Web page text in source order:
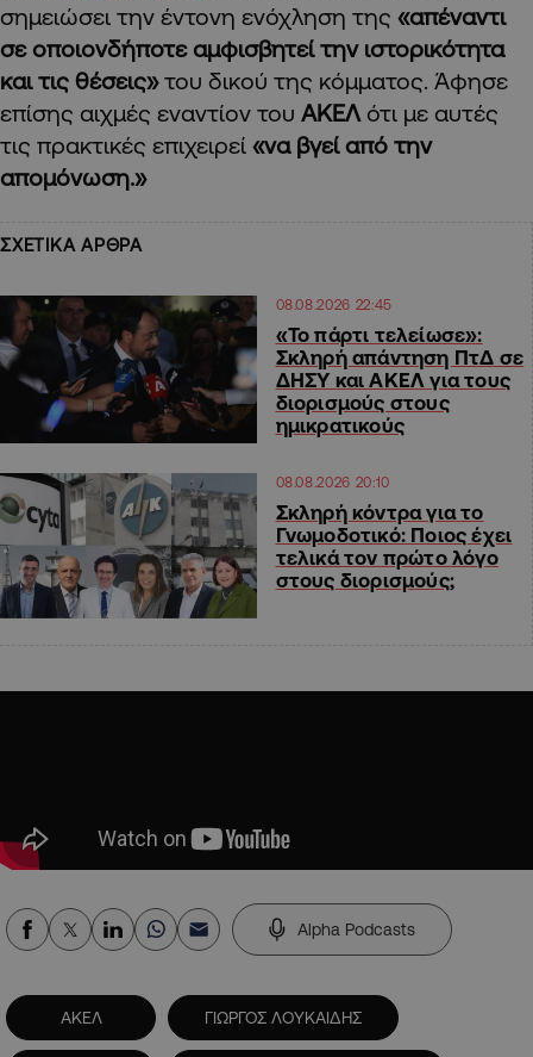
σημειώσει την έντονη ενόχληση της «απέναντι
σε οποιονδήποτε αμφισβητεί την ιστορικότητα
και τις θέσεις»του δικού της κόμματος. Άφησε
επίσης αιχμές εναντίον του ΑΚΕΛ ότι με αυτές
τις πρακτικές επιχειρεί «να βγεί από την
απομόνωση.»
ΣΧΕΤΙΚΑ ΑΡΘΡΑ
08.08.2026 22:45
«Το πάρτι τελείωσε»:
Σκληρή απάντηση ΠτΔ σε
ΔΗΣΥ και ΑΚΕΛ για τους
διορισμούς στους
ημικρατικούς
08.08.2026 20:10
Σκληρή κόντρα για το
Γνωμοδοτικό: Ποιος έχει
τελικά τον πρώτο λόγο
στους διορισμούς;
Alpha Podcasts
ΑΚΕΛ ΓΙΩΡΓΟΣ ΛΟΥΚΑΙΔΗΣ